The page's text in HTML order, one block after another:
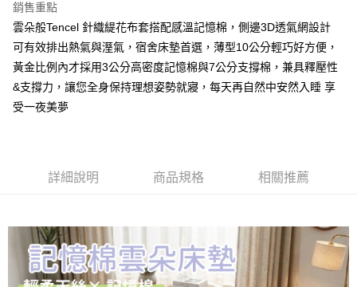
全盈+PAY
大哥付你分期
相關說明
【大哥付你分期使用說明】
1.本服務由台灣大哥大提供，台灣大哥大用戶可立即使用無須另外申請。
2.付款方式選擇「大哥付你分期」，訂單成立後會自動跳轉到大哥付的交易
4.訂單成立30分鐘內，如未前往確認交易或遇審核未通過，訂單將自動取
消。如遇「轉專審核」未通過狀況，表示未達大哥付你分期系統評分，恕無
1.分期款項不併入電信帳單，「大哥付你分期」於每月結算日後寄送繳費提
醒簡訊。
2.透過簡訊連結打開帳單後，可選擇「超商條碼／台灣大直營門市／銀行轉
帳／街口支付／iPASS MONEY」等通路繳費。
１．簡單：不需註冊會員、不需綁卡、不需儲值。
【「AFTEE先享後付」結帳流程】
１．於結帳方式選擇「AFTEE先享後付」後，將跳轉至「AFTEE先享後付」
結帳頁面，進行簡訊認證並確認金額後，即可完成結帳。
２．訂單成立數日內，您將收到繳費通知簡訊。
運送方式
每筆NT$150，滿NT$990(含以上)免運費
銷售重點
雲朵般Tencel 針織緹花布套搭配感溫記憶棉，側邊3D透氣網設計
可有效排出熱氣與溼氣，宿舍床墊首選，薄型10公分輕巧好方便，
黃金比例內才採用3公分高密度記憶棉與7公分支撐棉，兼具釋壓性
&支撐力，讓您全身保持理想姿勢就寢，每天再自然中安然入睡 享
受一夜美夢
詳細說明 商品規格 相關推薦